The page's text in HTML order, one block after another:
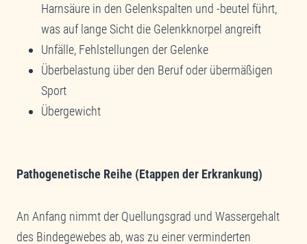
Harnsäure in den Gelenkspalten und -beutel führt,
was auf lange Sicht die Gelenkknorpel angreift
Unfälle, Fehlstellungen der Gelenke
Überbelastung über den Beruf oder übermäßigen
Sport
Übergewicht
Pathogenetische Reihe (Etappen der Erkrankung)
An Anfang nimmt der Quellungsgrad und Wassergehalt
des Bindegewebes ab, was zu einer verminderten